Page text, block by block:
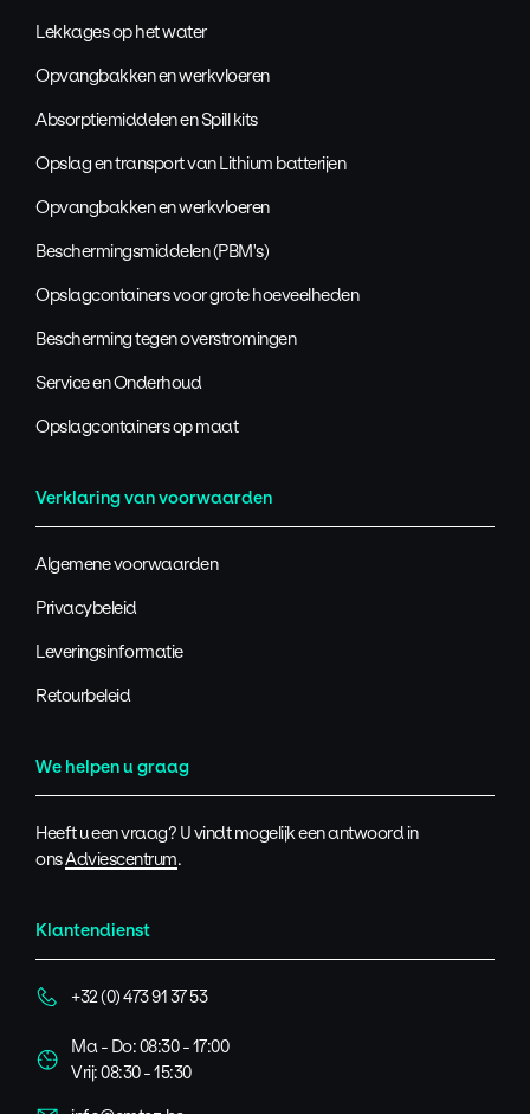
Lekkages op het water
Opvangbakken en werkvloeren
Absorptiemiddelen en Spill kits
Opslag en transport van Lithium batterijen
Opvangbakken en werkvloeren
Beschermingsmiddelen (PBM's)
Opslagcontainers voor grote hoeveelheden
Bescherming tegen overstromingen
Service en Onderhoud
Opslagcontainers op maat
Verklaring van voorwaarden
Algemene voorwaarden
Privacybeleid
Leveringsinformatie
Retourbeleid
We helpen u graag
Heeft u een vraag? U vindt mogelijk een antwoord in
onsAdviescentrum.
Klantendienst
+32 (0) 473 91 37 53
Ma - Do: 08:30 - 17:00
Vrij: 08:30 - 15:30